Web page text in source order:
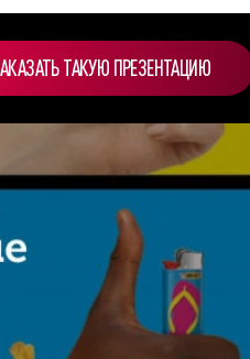
ТАКУЮ ПРЕЗЕНТАЦИЮ